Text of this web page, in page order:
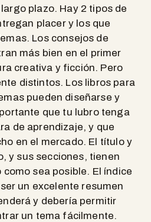
plazo. Hay 2 tipos de
placer y los que
Los consejos de
más bien en el primer
creativa y ficción. Pero
distintos. Los libros para
pueden diseñarse y
que tu lubro tenga
de aprendizaje, y que
en el mercado. El título y
y sus secciones, tienen
como sea posible. El índice
un excelente resumen
y debería permitir
un tema fácilmente.